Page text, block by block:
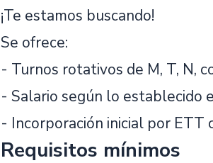
¡Te estamos buscando!
Se ofrece:
- Turnos rotativos de M, T, N,
- Salario según lo establecido
- Incorporación inicial por ETT
Requisitos mínimos